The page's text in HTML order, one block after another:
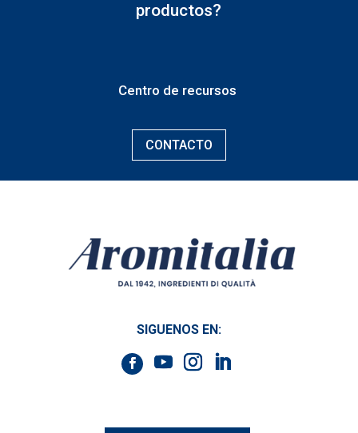
productos?
Centro de recursos
CONTACTO
SIGUENOS EN: